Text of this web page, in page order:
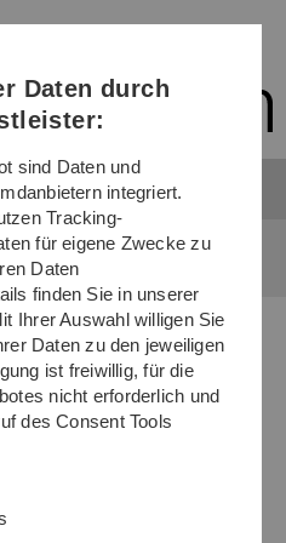
Direkt
Direkt
Direkt
(Sprache,
Drucken,
Media)
Direkt
Direkt
in
an der National Taiwan
Daten durch
sind Daten und
integriert.
Tracking-
für eigene Zwecke zu
Daten
finden Sie in unserer
Ihrer Auswahl willigen Sie
Daten zu den jeweiligen
ist freiwillig, für die
nicht erforderlich und
des Consent Tools